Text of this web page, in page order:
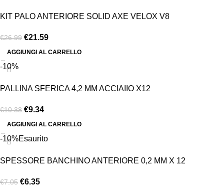
KIT PALO ANTERIORE SOLID AXE VELOX V8
€26.99 €21.59
AGGIUNGI AL CARRELLO
-10%
PALLINA SFERICA 4,2 MM ACCIAIIO X12
€10.38 €9.34
AGGIUNGI AL CARRELLO
-10%Esaurito
SPESSORE BANCHINO ANTERIORE 0,2 MM X 12
€7.05 €6.35